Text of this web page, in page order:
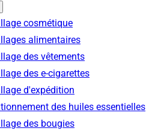
cosmétique
alimentaires
des vêtements
des e-cigarettes
d'expédition
des huiles essentielles
des bougies